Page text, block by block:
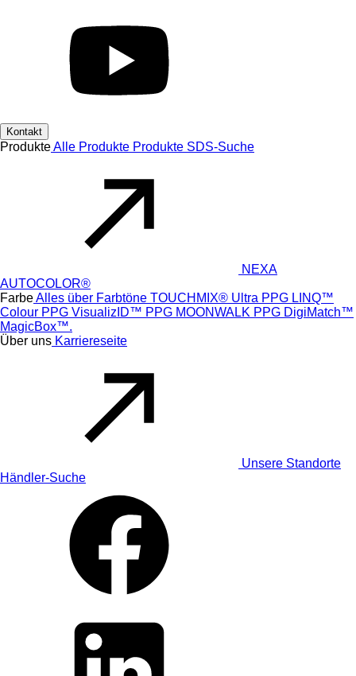
Kontakt
ProdukteAlle Produkte Produkte SDS-Suche
NEXA
AUTOCOLOR®
FarbeAlles über Farbtöne TOUCHMIX® Ultra PPG LINQ™
Colour PPG VisualizID™ PPG MOONWALK PPG DigiMatch™
MagicBox™.
Über uns Karriereseite
Unsere Standorte
Händler-Suche